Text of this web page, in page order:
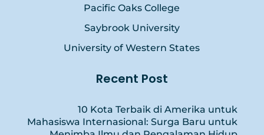
Pacific Oaks College
Saybrook University
University of Western States
Recent Post
10 Kota Terbaik di Amerika untuk
Mahasiswa Internasional: Surga Baru untuk